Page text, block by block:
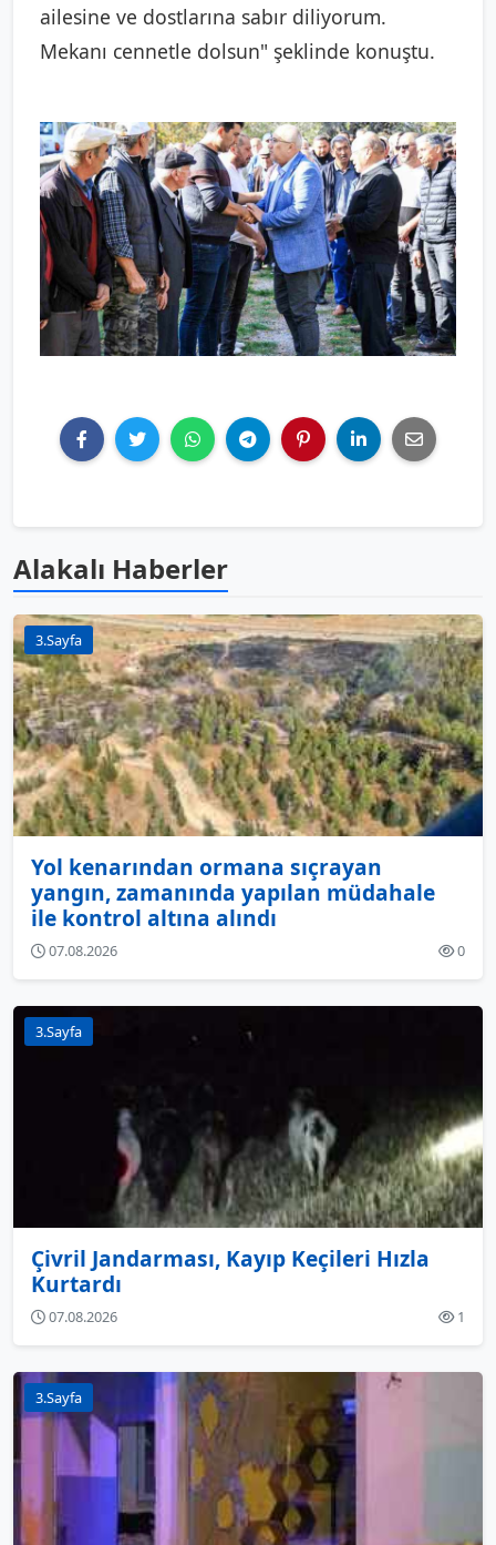
ailesine ve dostlarına sabır diliyorum.
Mekanı cennetle dolsun" şeklinde konuştu.
Alakalı Haberler
3.Sayfa
Yol kenarından ormana sıçrayan
yangın, zamanında yapılan müdahale
ile kontrol altına alındı
07.08.2026 0
3.Sayfa
Çivril Jandarması, Kayıp Keçileri Hızla
Kurtardı
07.08.2026 1
3.Sayfa